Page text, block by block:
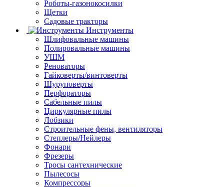
Роботы-газонокосилки
Щетки
Садовые тракторы
Инструменты
Шлифовальные машины
Полировальные машины
УШМ
Реноваторы
Гайковерты/винтоверты
Шуруповерты
Перфораторы
Сабельные пилы
Циркулярные пилы
Лобзики
Строительные фены, вентиляторы
Степлеры/Нейлеры
Фонари
Фрезеры
Тросы сантехнические
Пылесосы
Компрессоры